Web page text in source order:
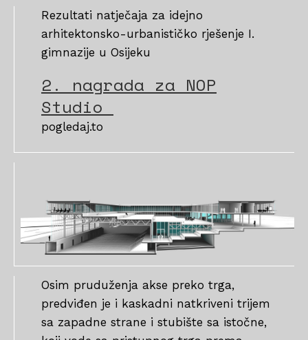
Rezultati natječaja za idejno
arhitektonsko-urbanističko rješenje I.
gimnazije u Osijeku
2. nagrada za NOP
Studio
pogledaj.to
Osim pruduženja akse preko trga,
predviđen je i kaskadni natkriveni trijem
sa zapadne strane i stubište sa istočne,